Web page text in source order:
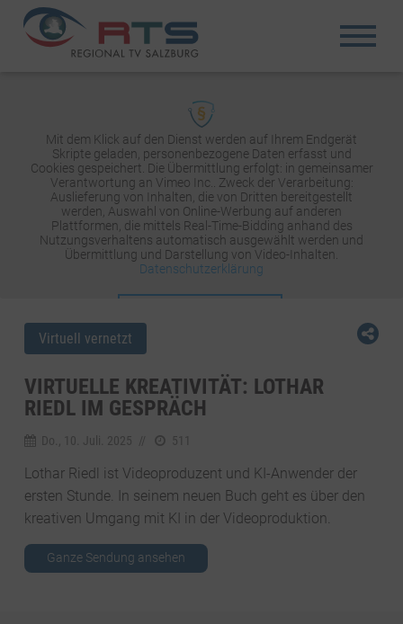
Mit dem Klick auf den Dienst werden auf Ihrem Endgerät
Skripte geladen, personenbezogene Daten erfasst und
Cookies gespeichert. Die Übermittlung erfolgt: in gemeinsamer
Verantwortung an Vimeo Inc.. Zweck der Verarbeitung:
Auslieferung von Inhalten, die von Dritten bereitgestellt
werden, Auswahl von Online-Werbung auf anderen
Plattformen, die mittels Real-Time-Bidding anhand des
Nutzungsverhaltens automatisch ausgewählt werden und
Übermittlung und Darstellung von Video-Inhalten.
Datenschutzerklärung
Virtuell vernetzt
VIRTUELLE KREATIVITÄT: LOTHAR
RIEDL IM GESPRÄCH
Do., 10. Juli. 2025 511
Lothar Riedl ist Videoproduzent und KI-Anwender der
ersten Stunde. In seinem neuen Buch geht es über den
kreativen Umgang mit KI in der Videoproduktion.
Ganze Sendung ansehen